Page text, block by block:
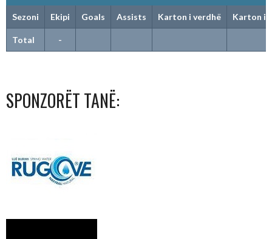
Sezoni Ekipi Goals Assists Karton i verdhë Karton i
Total -
SPONZORËT TANË: